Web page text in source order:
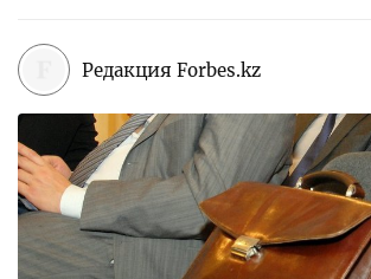
Редакция Forbes.kz